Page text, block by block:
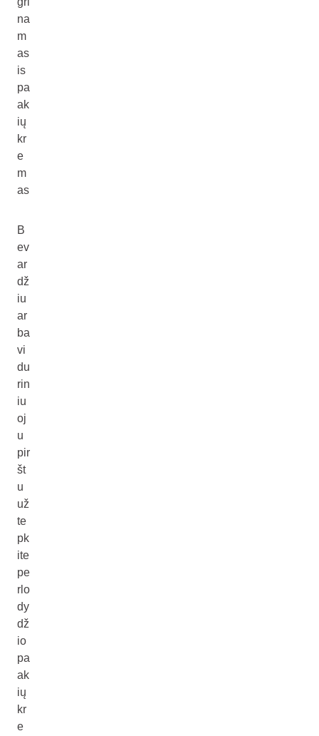
na
m
as
is
pa
ak
ių
kr
e
m
as
B
ev
ar
dž
iu
ar
ba
vi
du
rin
iu
oj
u
pir
št
u
už
te
pk
ite
pe
rlo
dy
dž
io
pa
ak
ių
kr
e